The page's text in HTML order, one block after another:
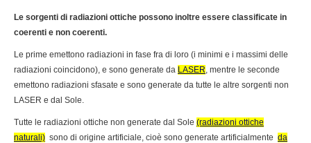
Le sorgenti di radiazioni ottiche possono inoltre essere classificate in
coerenti e non coerenti.
Le prime emettono radiazioni in fase fra di loro (i minimi e i massimi delle
radiazioni coincidono), e sono generate da LASER, mentre le seconde
emettono radiazioni sfasate e sono generate da tutte le altre sorgenti non
LASER e dal Sole.
Tutte le radiazioni ottiche non generate dal Sole (radiazioni ottiche
naturali) sono di origine artificiale, cioè sono generate artificialmente da